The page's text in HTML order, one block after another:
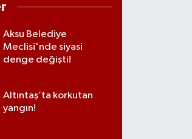
Aksu Belediye
Meclisi'nde siyasi
denge değişti!
Altıntaş’ta korkutan
yangın!